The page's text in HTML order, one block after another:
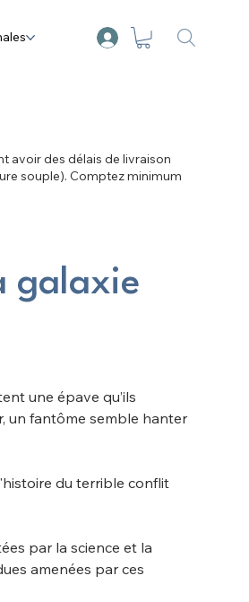
avoir des délais de livraison
souple). Comptez minimum
galaxie
une épave qu’ils
un fantôme semble hanter
du terrible conflit
par la science et la
amenées par ces